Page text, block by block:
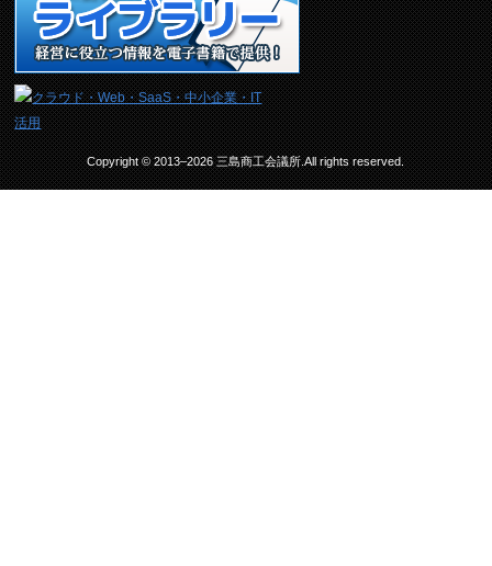
Copyright © 2013–2026 三島商工会議所.All rights reserved.